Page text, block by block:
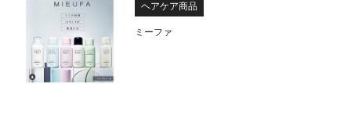
ヘアケア商品
ミーファ